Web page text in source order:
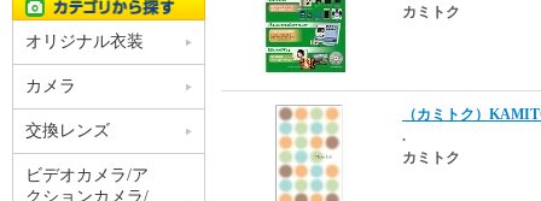
カミトク
（カミトク）
.
カミトク
オリジナル衣装
カメラ
交換レンズ
ビデオカメラ/ア
クションカメラ/